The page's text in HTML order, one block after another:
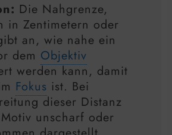
Die Nahgrenze,
in Zentimetern oder
an, wie nahe ein
dem Objektiv
werden kann, damit
Fokus ist. Bei
dieser Distanz
unscharf oder